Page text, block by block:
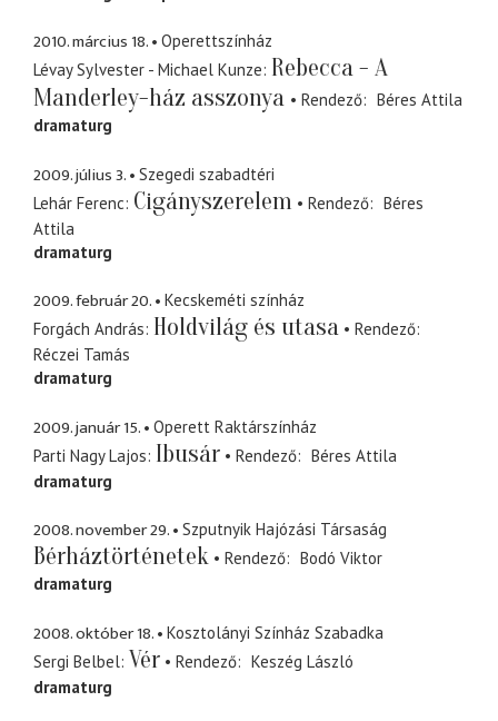
2010. március 18.
Operettszínház
Lévay Sylvester - Michael Kunze Rebecca - A
Manderley-ház asszonya
Rendező
Béres Attila
dramaturg
2009. július 3.
Szegedi szabadtéri
Lehár Ferenc Cigányszerelem Rendező
Béres
Attila
dramaturg
2009. február 20.
Kecskeméti színház
Forgách András Holdvilág és utasa
Rendező
Réczei Tamás
dramaturg
2009. január 15.
Operett Raktárszínház
Parti Nagy Lajos Ibusár Rendező
Béres Attila
dramaturg
2008. november 29. Szputnyik Hajózási Társaság
Bérháztörténetek Rendező
Bodó Viktor
dramaturg
2008. október 18.
Kosztolányi Színház Szabadka
Sergi Belbel Vér Rendező
Keszég László
dramaturg